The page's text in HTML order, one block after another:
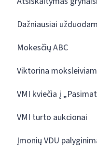
Dažniausiai
Mokesčių ABC
Viktorina
VMI kviečia į
VMI turto aukcionai
Įmonių VDU